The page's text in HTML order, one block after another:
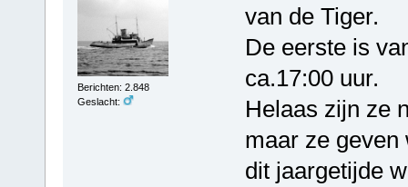
Berichten: 2.848
Geslacht:
van de Tiger.
De eerste is
ca.17:00 uur.
Helaas zijn ze
maar ze geven
dit jaargetijde